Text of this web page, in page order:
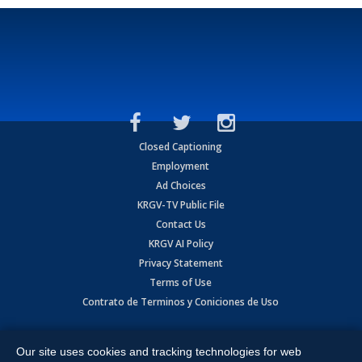
Closed Captioning
Employment
Ad Choices
KRGV-TV Public File
Contact Us
KRGV AI Policy
Privacy Statement
Terms of Use
Contrato de Terminos y Coniciones de Uso
Expressway, Weslaco, TX 78596.
Our site uses cookies and tracking technologies for web